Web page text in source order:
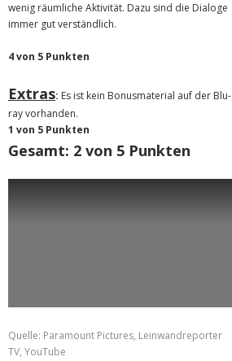
wenig räumliche Aktivität. Dazu sind die Dialoge
immer gut verständlich.
4 von 5 Punkten
Extras: Es ist kein Bonusmaterial auf der Blu-
ray vorhanden.
1 von 5 Punkten
Gesamt: 2 von 5 Punkten
Quelle: Paramount Pictures, Leinwandreporter
TV, YouTube